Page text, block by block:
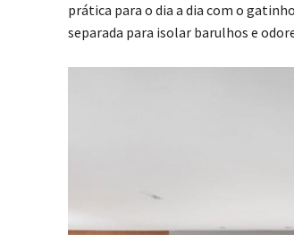
prática para o dia a dia com o
separada para isolar barulhos e